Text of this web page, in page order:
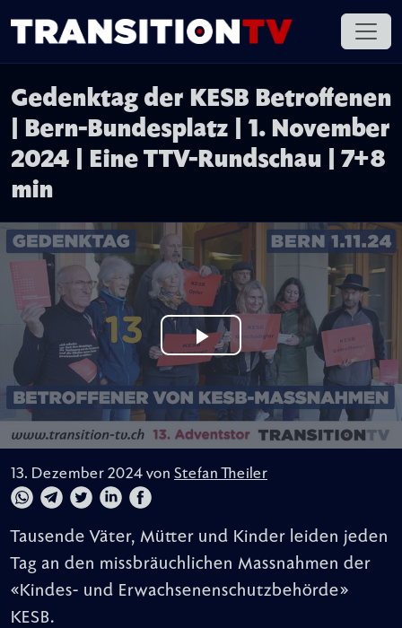
Gedenktag der KESB Betroffenen
| Bern-Bundesplatz | 1. November
2024 | Eine TTV-Rundschau | 7+8
min
13. Dezember 2024 von Stefan Theiler
Tausende Väter, Mütter und Kinder leiden jeden
Tag an den missbräuchlichen Massnahmen der
«Kindes- und Erwachsenenschutzbehörde»
KESB.